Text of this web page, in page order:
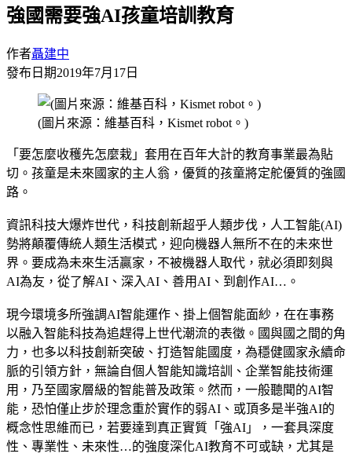
強國需要強AI孩童培訓教育
作者聶建中
發布日期2019年7月17日
(圖片來源：維基百科，Kismet robot。)
「要怎麼收穫先怎麼栽」套用在百年大計的教育事業最為貼
切。孩童是未來國家的主人翁，優質的孩童將定舵優質的強國
路。
資訊科技大爆炸世代，科技創新超乎人類步伐，人工智能(AI)
勢將顛覆傳統人類生活模式，迎向機器人無所不在的未來世
界。要成為未來生活贏家，不被機器人取代，就必須即刻與
AI為友，從了解AI、深入AI、善用AI、到創作AI…。
現今環境多所強調AI智能運作、掛上個智能面紗，在在事務
以融入智能科技為追趕得上世代潮流的表徵。國與國之間的角
力，也多以科技創新突破、打造智能國度，為穩健國家永續命
脈的引領方針，無論自個人智能知識培訓、企業智能技術運
用，乃至國家層級的智能普及政策。然而，一般聽聞的AI智
能，恐怕僅止步於理念重於實作的弱AI、或頂多是半強AI的
概念性思維而已，若要達到真正實質「強AI」，一套具深度
性、專業性、未來性…的強度深化AI教育不可或缺，尤其是